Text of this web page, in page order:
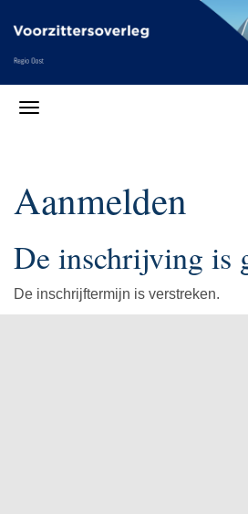
Aanmelden
De inschrijving is
De inschrijftermijn is verstreken.